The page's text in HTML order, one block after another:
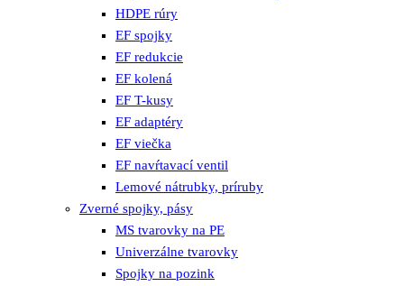
HDPE rúry
EF spojky
EF redukcie
EF kolená
EF T-kusy
EF adaptéry
EF viečka
EF navŕtavací ventil
Lemové nátrubky, príruby
Zverné spojky, pásy
MS tvarovky na PE
Univerzálne tvarovky
Spojky na pozink